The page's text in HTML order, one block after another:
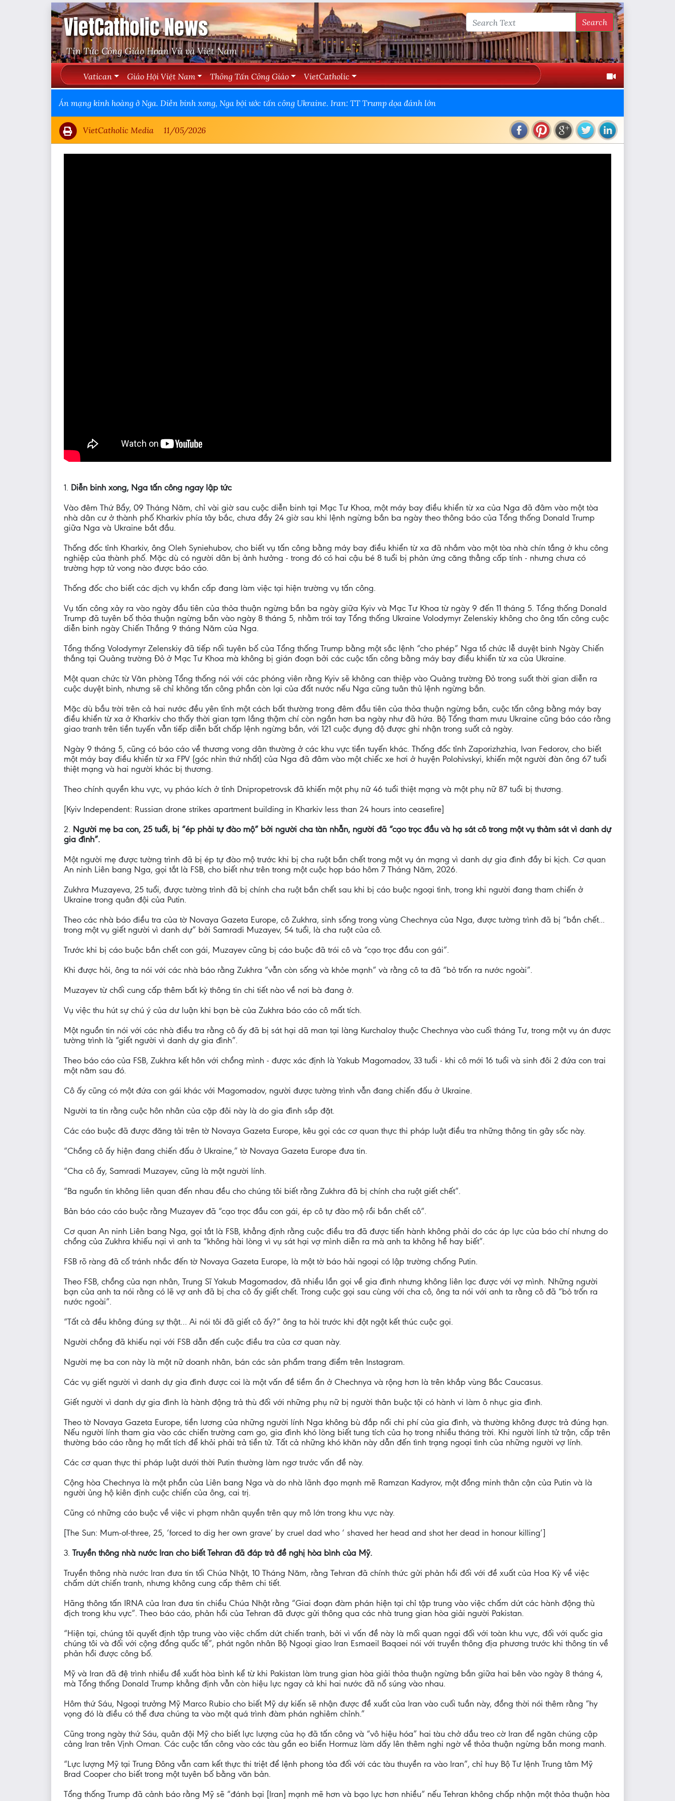
VietCatholic News
Tin Tức Công Giáo Hoàn Vũ và Việt Nam
Search
Vatican Giáo Hội Việt Nam Thông Tấn Công Giáo VietCatholic
Án mạng kinh hoàng ở Nga. Diễn binh xong, Nga bội ước tấn công Ukraine. Iran: TT Trump dọa đánh lớn
VietCatholic Media 11/05/2026
1. Diễn binh xong, Nga tấn công ngay lập tức
Vào đêm Thứ Bẩy, 09 Tháng Năm, chỉ vài giờ sau cuộc diễn binh tại Mạc Tư Khoa, một máy bay điều khiển từ xa của Nga đã đâm vào một tòa
nhà dân cư ở thành phố Kharkiv phía tây bắc, chưa đầy 24 giờ sau khi lệnh ngừng bắn ba ngày theo thông báo của Tổng thống Donald Trump
giữa Nga và Ukraine bắt đầu.
Thống đốc tỉnh Kharkiv, ông Oleh Syniehubov, cho biết vụ tấn công bằng máy bay điều khiển từ xa đã nhắm vào một tòa nhà chín tầng ở khu công
nghiệp của thành phố. Mặc dù có người dân bị ảnh hưởng - trong đó có hai cậu bé 8 tuổi bị phản ứng căng thẳng cấp tính - nhưng chưa có
trường hợp tử vong nào được báo cáo.
Thống đốc cho biết các dịch vụ khẩn cấp đang làm việc tại hiện trường vụ tấn công.
Vụ tấn công xảy ra vào ngày đầu tiên của thỏa thuận ngừng bắn ba ngày giữa Kyiv và Mạc Tư Khoa từ ngày 9 đến 11 tháng 5. Tổng thống Donald
Trump đã tuyên bố thỏa thuận ngừng bắn vào ngày 8 tháng 5, nhằm trói tay Tổng thống Ukraine Volodymyr Zelenskiy không cho ông tấn công cuộc
diễn binh ngày Chiến Thắng 9 tháng Năm của Nga.
Tổng thống Volodymyr Zelenskiy đã tiếp nối tuyên bố của Tổng thống Trump bằng một sắc lệnh “cho phép” Nga tổ chức lễ duyệt binh Ngày Chiến
thắng tại Quảng trường Đỏ ở Mạc Tư Khoa mà không bị gián đoạn bởi các cuộc tấn công bằng máy bay điều khiển từ xa của Ukraine.
Một quan chức từ Văn phòng Tổng thống nói với các phóng viên rằng Kyiv sẽ không can thiệp vào Quảng trường Đỏ trong suốt thời gian diễn ra
cuộc duyệt binh, nhưng sẽ chỉ không tấn công phần còn lại của đất nước nếu Nga cũng tuân thủ lệnh ngừng bắn.
Mặc dù bầu trời trên cả hai nước đều yên tĩnh một cách bất thường trong đêm đầu tiên của thỏa thuận ngừng bắn, cuộc tấn công bằng máy bay
điều khiển từ xa ở Kharkiv cho thấy thời gian tạm lắng thậm chí còn ngắn hơn ba ngày như đã hứa. Bộ Tổng tham mưu Ukraine cũng báo cáo rằng
giao tranh trên tiền tuyến vẫn tiếp diễn bất chấp lệnh ngừng bắn, với 121 cuộc đụng độ được ghi nhận trong suốt cả ngày.
Ngày 9 tháng 5, cũng có báo cáo về thương vong dân thường ở các khu vực tiền tuyến khác. Thống đốc tỉnh Zaporizhzhia, Ivan Fedorov, cho biết
một máy bay điều khiển từ xa FPV (góc nhìn thứ nhất) của Nga đã đâm vào một chiếc xe hơi ở huyện Polohivskyi, khiến một người đàn ông 67 tuổi
thiệt mạng và hai người khác bị thương.
Theo chính quyền khu vực, vụ pháo kích ở tỉnh Dnipropetrovsk đã khiến một phụ nữ 46 tuổi thiệt mạng và một phụ nữ 87 tuổi bị thương.
[Kyiv Independent: Russian drone strikes apartment building in Kharkiv less than 24 hours into ceasefire]
2. Người mẹ ba con, 25 tuổi, bị “ép phải tự đào mộ” bởi người cha tàn nhẫn, người đã “cạo trọc đầu và hạ sát cô trong một vụ thảm sát vì danh dự
gia đình”.
Một người mẹ được tường trình đã bị ép tự đào mộ trước khi bị cha ruột bắn chết trong một vụ án mạng vì danh dự gia đình đầy bi kịch. Cơ quan
An ninh Liên bang Nga, gọi tắt là FSB, cho biết như trên trong một cuộc họp báo hôm 7 Tháng Năm, 2026.
Zukhra Muzayeva, 25 tuổi, được tường trình đã bị chính cha ruột bắn chết sau khi bị cáo buộc ngoại tình, trong khi người đang tham chiến ở
Ukraine trong quân đội của Putin.
Theo các nhà báo điều tra của tờ Novaya Gazeta Europe, cô Zukhra, sinh sống trong vùng Chechnya của Nga, được tường trình đã bị “bắn chết...
trong một vụ giết người vì danh dự” bởi Samradi Muzayev, 54 tuổi, là cha ruột của cô.
Trước khi bị cáo buộc bắn chết con gái, Muzayev cũng bị cáo buộc đã trói cô và “cạo trọc đầu con gái”.
Khi được hỏi, ông ta nói với các nhà báo rằng Zukhra “vẫn còn sống và khỏe mạnh” và rằng cô ta đã “bỏ trốn ra nước ngoài”.
Muzayev từ chối cung cấp thêm bất kỳ thông tin chi tiết nào về nơi bà đang ở.
Vụ việc thu hút sự chú ý của dư luận khi bạn bè của Zukhra báo cáo cô mất tích.
Một nguồn tin nói với các nhà điều tra rằng cô ấy đã bị sát hại dã man tại làng Kurchaloy thuộc Chechnya vào cuối tháng Tư, trong một vụ án được
tường trình là “giết người vì danh dự gia đình”.
Theo báo cáo của FSB, Zukhra kết hôn với chồng mình - được xác định là Yakub Magomadov, 33 tuổi - khi cô mới 16 tuổi và sinh đôi 2 đứa con trai
một năm sau đó.
Cô ấy cũng có một đứa con gái khác với Magomadov, người được tường trình vẫn đang chiến đấu ở Ukraine.
Người ta tin rằng cuộc hôn nhân của cặp đôi này là do gia đình sắp đặt.
Các cáo buộc đã được đăng tải trên tờ Novaya Gazeta Europe, kêu gọi các cơ quan thực thi pháp luật điều tra những thông tin gây sốc này.
“Chồng cô ấy hiện đang chiến đấu ở Ukraine,” tờ Novaya Gazeta Europe đưa tin.
“Cha cô ấy, Samradi Muzayev, cũng là một người lính.
“Ba nguồn tin không liên quan đến nhau đều cho chúng tôi biết rằng Zukhra đã bị chính cha ruột giết chết”.
Bản báo cáo cáo buộc rằng Muzayev đã “cạo trọc đầu con gái, ép cô tự đào mộ rồi bắn chết cô”.
Cơ quan An ninh Liên bang Nga, gọi tắt là FSB, khẳng định rằng cuộc điều tra đã được tiến hành không phải do các áp lực của báo chí nhưng do
chồng của Zukhra khiếu nại vì anh ta “không hài lòng vì vụ sát hại vợ mình diễn ra mà anh ta không hề hay biết”.
FSB rõ ràng đã cố tránh nhắc đến tờ Novaya Gazeta Europe, là một tờ báo hải ngoại có lập trường chống Putin.
Theo FSB, chồng của nạn nhân, Trung Sĩ Yakub Magomadov, đã nhiều lần gọi về gia đình nhưng không liên lạc được với vợ mình. Những người
bạn của anh ta nói rằng có lẽ vợ anh đã bị cha cô ấy giết chết. Trong cuộc gọi sau cùng với cha cô, ông ta nói với anh ta rằng cô đã “bỏ trốn ra
nước ngoài”.
“Tất cả đều không đúng sự thật… Ai nói tôi đã giết cô ấy?” ông ta hỏi trước khi đột ngột kết thúc cuộc gọi.
Người chồng đã khiếu nại với FSB dẫn đến cuộc điều tra của cơ quan này.
Người mẹ ba con này là một nữ doanh nhân, bán các sản phẩm trang điểm trên Instagram.
Các vụ giết người vì danh dự gia đình được coi là một vấn đề tiềm ẩn ở Chechnya và rộng hơn là trên khắp vùng Bắc Caucasus.
Giết người vì danh dự gia đình là hành động trả thù đối với những phụ nữ bị người thân buộc tội có hành vi làm ô nhục gia đình.
Theo tờ Novaya Gazeta Europe, tiền lương của những người lính Nga không bù đắp nổi chi phí của gia đình, và thường không được trả đúng hạn.
Nếu người lính tham gia vào các chiến trường cam go, gia đình khó lòng biết tung tích của họ trong nhiều tháng trời. Khi người lính tử trận, cấp trên
thường báo cáo rằng họ mất tích để khỏi phải trả tiền tử. Tất cả những khó khăn này dẫn đến tình trạng ngoại tình của những người vợ lính.
Các cơ quan thực thi pháp luật dưới thời Putin thường làm ngơ trước vấn đề này.
Cộng hòa Chechnya là một phần của Liên bang Nga và do nhà lãnh đạo mạnh mẽ Ramzan Kadyrov, một đồng minh thân cận của Putin và là
người ủng hộ kiên định cuộc chiến của ông, cai trị.
Cũng có những cáo buộc về việc vi phạm nhân quyền trên quy mô lớn trong khu vực này.
[The Sun: Mum-of-three, 25, ‘forced to dig her own grave’ by cruel dad who ‘ shaved her head and shot her dead in honour killing’]
3. Truyền thông nhà nước Iran cho biết Tehran đã đáp trả đề nghị hòa bình của Mỹ.
Truyền thông nhà nước Iran đưa tin tối Chúa Nhật, 10 Tháng Năm, rằng Tehran đã chính thức gửi phản hồi đối với đề xuất của Hoa Kỳ về việc
chấm dứt chiến tranh, nhưng không cung cấp thêm chi tiết.
Hãng thông tấn IRNA của Iran đưa tin chiều Chúa Nhật rằng “Giai đoạn đàm phán hiện tại chỉ tập trung vào việc chấm dứt các hành động thù
địch trong khu vực”. Theo báo cáo, phản hồi của Tehran đã được gửi thông qua các nhà trung gian hòa giải người Pakistan.
“Hiện tại, chúng tôi quyết định tập trung vào việc chấm dứt chiến tranh, bởi vì vấn đề này là mối quan ngại đối với toàn khu vực, đối với quốc gia
chúng tôi và đối với cộng đồng quốc tế”, phát ngôn nhân Bộ Ngoại giao Iran Esmaeil Baqaei nói với truyền thông địa phương trước khi thông tin về
phản hồi được công bố.
Mỹ và Iran đã đệ trình nhiều đề xuất hòa bình kể từ khi Pakistan làm trung gian hòa giải thỏa thuận ngừng bắn giữa hai bên vào ngày 8 tháng 4,
mà Tổng thống Donald Trump khẳng định vẫn còn hiệu lực ngay cả khi hai nước đã nổ súng vào nhau.
Hôm thứ Sáu, Ngoại trưởng Mỹ Marco Rubio cho biết Mỹ dự kiến sẽ nhận được đề xuất của Iran vào cuối tuần này, đồng thời nói thêm rằng “hy
vọng đó là điều có thể đưa chúng ta vào một quá trình đàm phán nghiêm chỉnh.”
Cũng trong ngày thứ Sáu, quân đội Mỹ cho biết lực lượng của họ đã tấn công và “vô hiệu hóa” hai tàu chở dầu treo cờ Iran để ngăn chúng cập
cảng Iran trên Vịnh Oman. Các cuộc tấn công vào các tàu gần eo biển Hormuz làm dấy lên thêm nghi ngờ về thỏa thuận ngừng bắn mong manh.
“Lực lượng Mỹ tại Trung Đông vẫn cam kết thực thi triệt để lệnh phong tỏa đối với các tàu thuyền ra vào Iran”, chỉ huy Bộ Tư lệnh Trung tâm Mỹ
Brad Cooper cho biết trong một tuyên bố bằng văn bản.
Tổng thống Trump đã cảnh báo rằng Mỹ sẽ “đánh bại [Iran] mạnh mẽ hơn và bạo lực hơn nhiều” nếu Tehran không chấp nhận một thỏa thuận hòa